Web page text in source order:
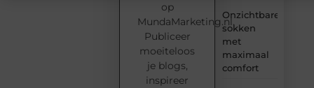
Onzichtbare
sokken
met
maximaal
comfort
op
MundaMarketing.nl.
Publiceer
moeiteloos
je blogs,
inspireer